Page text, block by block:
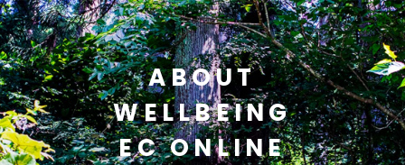
ABOUT
WELLBEING
EC ONLINE